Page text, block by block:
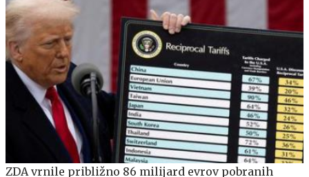
ZDA vrnile približno 86 milijard evrov pobranih